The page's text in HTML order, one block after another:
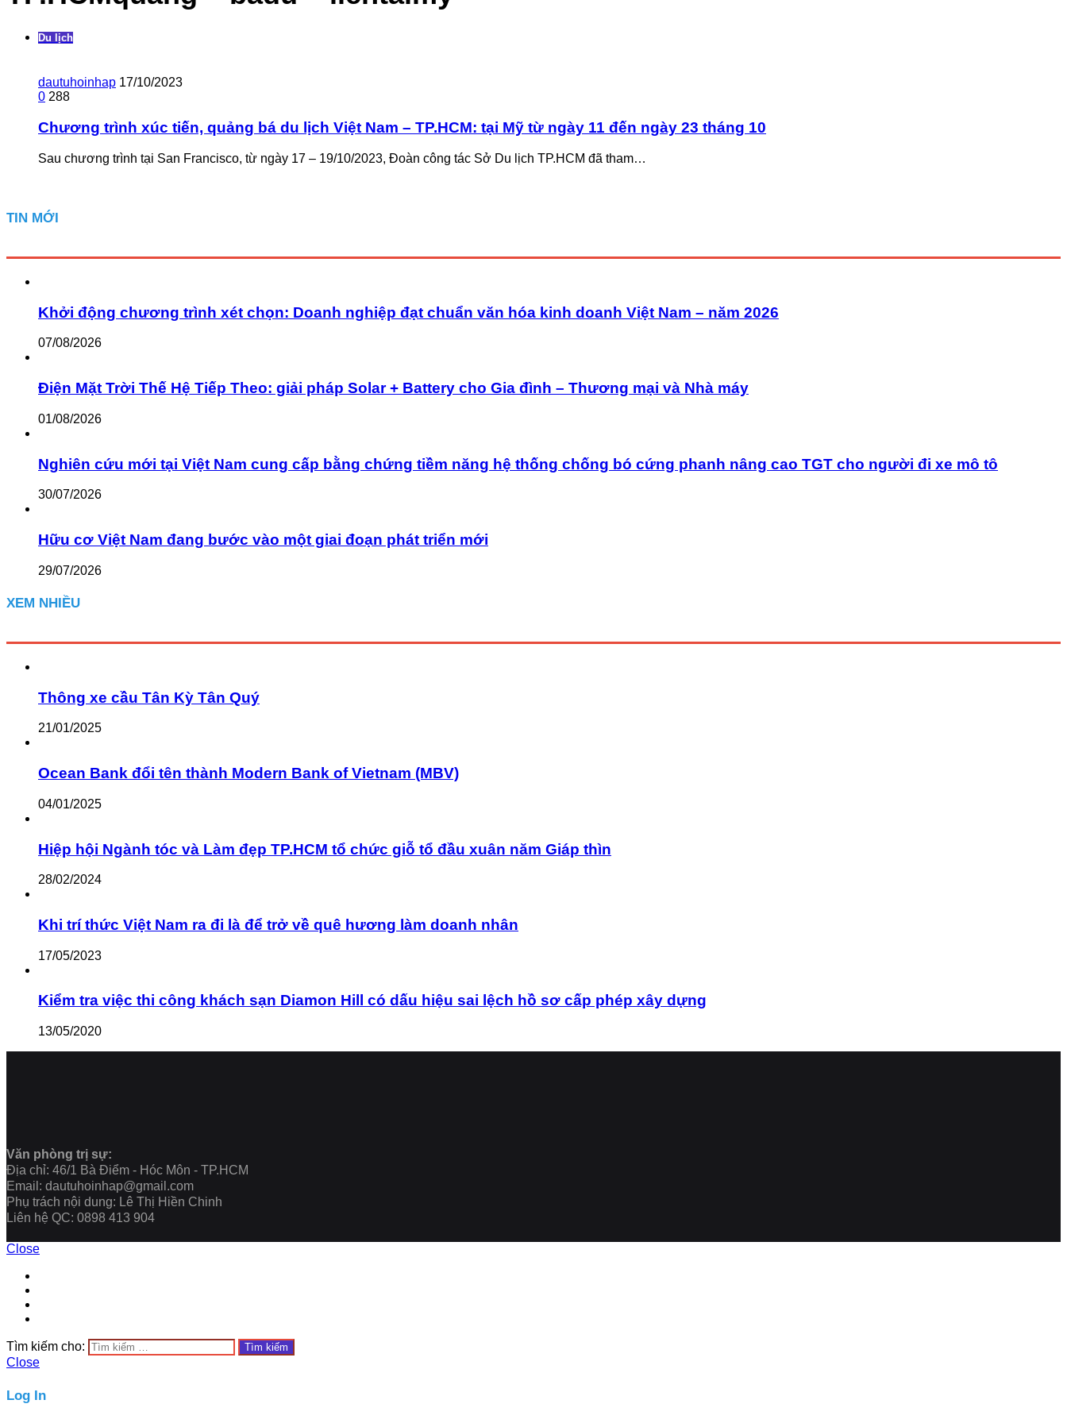
Du lịch
dautuhoinhap 17/10/2023
0 288
Chương trình xúc tiến, quảng bá du lịch Việt Nam – TP.HCM: tại Mỹ từ ngày 11 đến ngày 23 tháng 10
Sau chương trình tại San Francisco, từ ngày 17 – 19/10/2023, Đoàn công tác Sở Du lịch TP.HCM đã tham…
TIN MỚI
Khởi động chương trình xét chọn: Doanh nghiệp đạt chuẩn văn hóa kinh doanh Việt Nam – năm 2026
07/08/2026
Điện Mặt Trời Thế Hệ Tiếp Theo: giải pháp Solar + Battery cho Gia đình – Thương mại và Nhà máy
01/08/2026
Nghiên cứu mới tại Việt Nam cung cấp bằng chứng tiềm năng hệ thống chống bó cứng phanh nâng cao TGT cho người đi xe mô tô
30/07/2026
Hữu cơ Việt Nam đang bước vào một giai đoạn phát triển mới
29/07/2026
XEM NHIỀU
Thông xe cầu Tân Kỳ Tân Quý
21/01/2025
Ocean Bank đổi tên thành Modern Bank of Vietnam (MBV)
04/01/2025
Hiệp hội Ngành tóc và Làm đẹp TP.HCM tổ chức giỗ tổ đầu xuân năm Giáp thìn
28/02/2024
Khi trí thức Việt Nam ra đi là để trở về quê hương làm doanh nhân
17/05/2023
Kiểm tra việc thi công khách sạn Diamon Hill có dấu hiệu sai lệch hồ sơ cấp phép xây dựng
13/05/2020
Văn phòng trị sự:
Địa chỉ: 46/1 Bà Điểm - Hóc Môn - TP.HCM
Email: dautuhoinhap@gmail.com
Phụ trách nội dung: Lê Thị Hiền Chinh
Liên hệ QC: 0898 413 904
Close
Tìm kiếm cho:
Close
Log In